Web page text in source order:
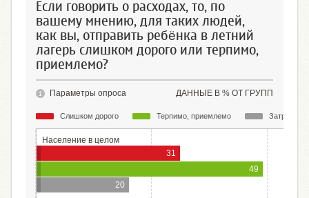
Если говорить о расходах, то, по
вашему мнению, для таких людей,
как вы, отправить ребёнка в летний
лагерь слишком дорого или терпимо,
приемлемо?
ДАННЫЕ В % ОТ ГРУПП
Параметры опроса
Слишком дорого Терпимо, приемлемо
Население в целом
31
49
20